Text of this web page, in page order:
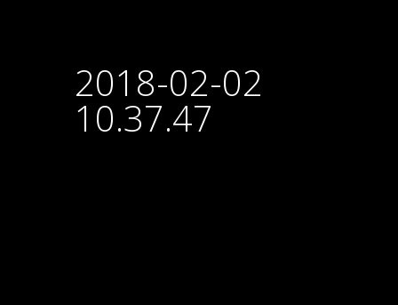
2018-02-02
10.37.47